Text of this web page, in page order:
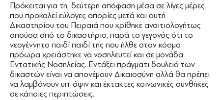
Πρόκειται για τη δεύτερη απόφαση μέσα σε λίγες μέρες
που προκαλεί εύλογες απορίες μετά και αυτή
Δικαστηρίου του Πειραιά που κρίθηκε αναιτιολογήτως
απούσα από το δικαστήριο, παρά το γεγονός ότι το
νεογέννητο παιδί παιδί της που ήλθε στον κόσμο
πρόωρα χρειάστηκε να νοσηλευτεί και σε μονάδα
Εντατικής Νοσηλείας. Εντάξει πράγματι δουλειά των
δικαστών είναι να απονέμουν Δικαιοσύνη αλλά θα πρέπει
να λαμβάνουν υπ’ όψιν και έκτακτες κοινωνικές συνθήκες
σε κάποιες περιπτώσεις.